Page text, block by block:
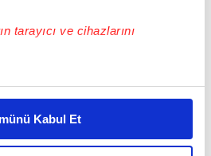
tarayıcı ve cihazlarını
halinde sizlere özel
yaşatabiliriz. Bunu yaparken
bir reklam deneyimi sunmak
Kabul Et